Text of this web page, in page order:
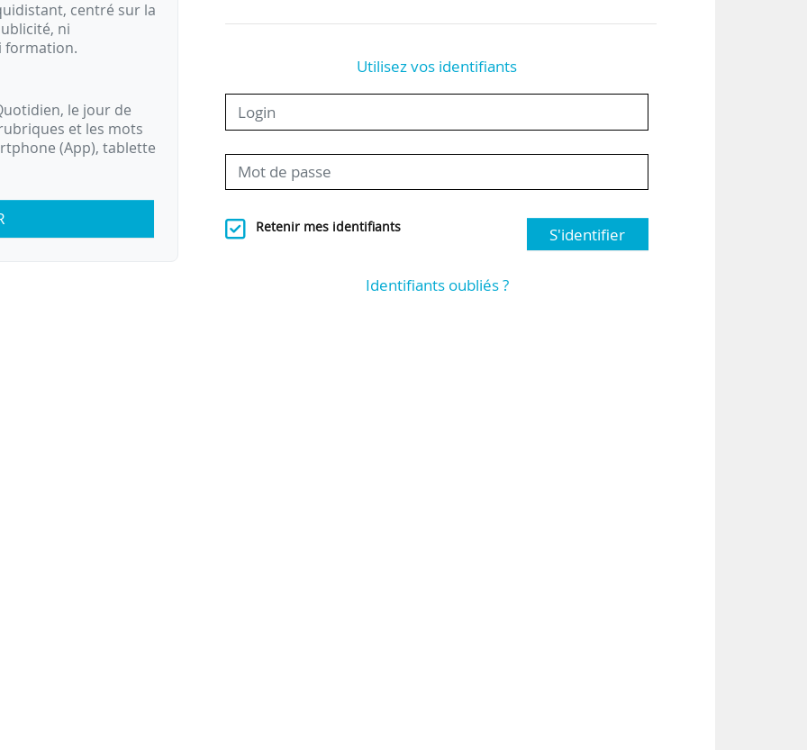
centré sur la
ni
formation.
le jour de
et les mots
(App), tablette
Utilisez vos identifiants
Retenir mes identifiants S'identifier
Identifiants oubliés ?